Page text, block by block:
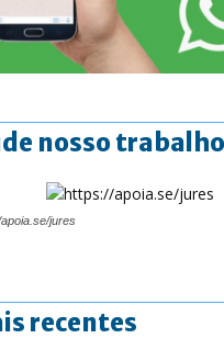
nosso
jures
recentes